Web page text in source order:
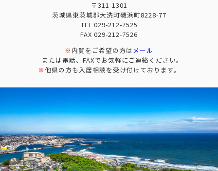
〒311-1301
茨城県東茨城郡大洗町磯浜町8228-77
TEL 029-212-7525
FAX 029-212-7526
※ 内覧をご希望の方はメール
または電話、FAXでお気軽にご連絡ください。
※他県の方も入居相談を受け付けております。